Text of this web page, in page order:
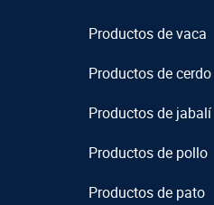
Productos de vaca
Productos de cerdo
Productos de jabalí
Productos de pollo
Productos de pato